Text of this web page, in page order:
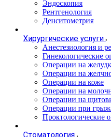
Эндоскопия
Рентгенология
Денситометрия
Хирургические услуги
Анестезиология и
Гинекологические
Операции на
Операции на
Операции на коже
Операции на
Операции на
Операции при
Проктологические
Стоматология